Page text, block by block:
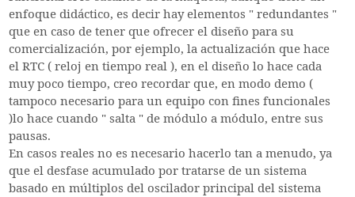
enfoque didáctico, es decir hay elementos " redundantes "
que en caso de tener que ofrecer el diseño para su
comercialización, por ejemplo, la actualización que hace
el RTC ( reloj en tiempo real ), en el diseño lo hace cada
muy poco tiempo, creo recordar que, en modo demo (
tampoco necesario para un equipo con fines funcionales
)lo hace cuando " salta " de módulo a módulo, entre sus
pausas.
En casos reales no es necesario hacerlo tan a menudo, ya
que el desfase acumulado por tratarse de un sistema
basado en múltiplos del oscilador principal del sistema